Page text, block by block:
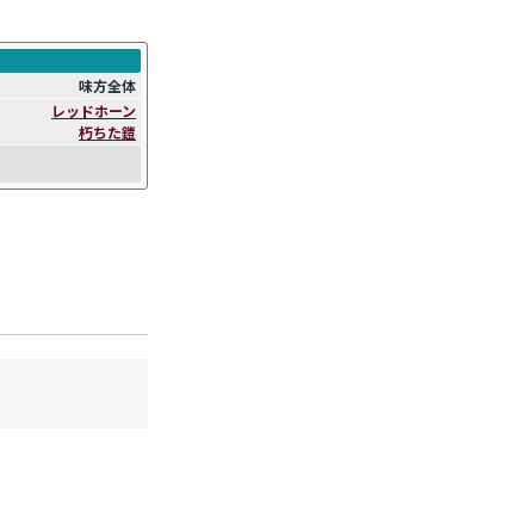
味方全体
レッドホーン
朽ちた鎧